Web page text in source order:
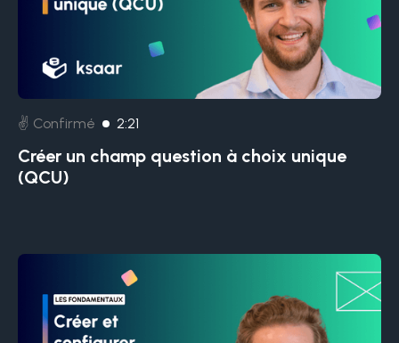
✌️ Confirmé 2:21
Créer un champ question à choix unique
(QCU)